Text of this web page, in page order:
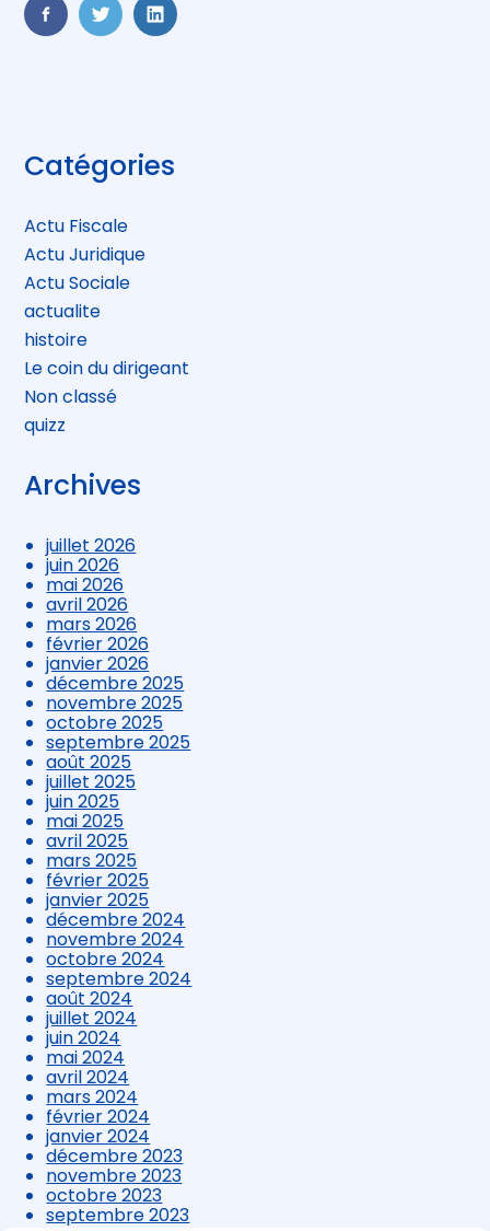
FaceBook
TwitterLinkedIn
Blog
sidebar
Catégories
Actu Fiscale
Actu Juridique
Actu Sociale
actualite
histoire
Le coin du dirigeant
Non classé
quizz
Archives
juillet 2026
juin 2026
mai 2026
avril 2026
mars 2026
février 2026
janvier 2026
décembre 2025
novembre 2025
octobre 2025
septembre 2025
août 2025
juillet 2025
juin 2025
mai 2025
avril 2025
mars 2025
février 2025
janvier 2025
décembre 2024
novembre 2024
octobre 2024
septembre 2024
août 2024
juillet 2024
juin 2024
mai 2024
avril 2024
mars 2024
février 2024
janvier 2024
décembre 2023
novembre 2023
octobre 2023
septembre 2023